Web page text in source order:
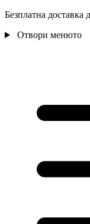
Безплатна доставка
Отвори менюто